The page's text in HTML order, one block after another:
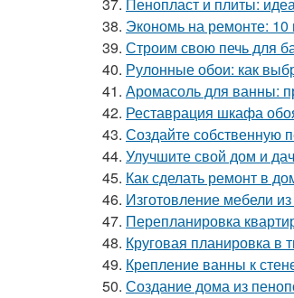
38. Экономь на ремонте:
39. Строим свою печь для
40. Рулонные обои: как
41. Аромасоль для ванны:
42. Реставрация шкафа
43. Создайте собственную
44. Улучшите свой дом и
45. Как сделать ремонт в
46. Изготовление мебели
47. Перепланировка
48. Круговая планировка в
49. Крепление ванны к
50. Создание дома из